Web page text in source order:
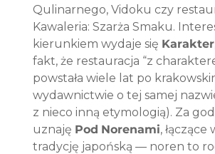
Qulinarnego, Vidoku czy
Kawaleria: Szarża Smaku.
kierunkiem wydaje się Karakter
fakt, że restauracja “z
powstała wiele lat po
wydawnictwie o tej samej
z nieco inną etymologią). Za
uznaję Pod Norenami, łączące
tradycję japońską — noren to